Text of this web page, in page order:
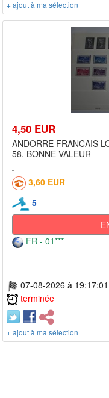
+ ajout à ma sélection
4,50 EUR
ANDORRE FRANCAIS
58. BONNE VALEUR
3,60 EUR
5
FR - 01***
07-08-2026 à 19:17:01
terminée
+ ajout à ma sélection